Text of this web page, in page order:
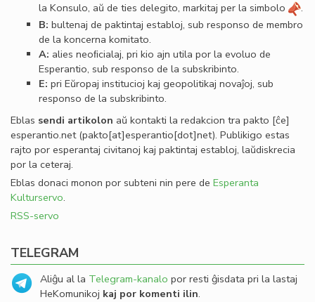
la Konsulo, aŭ de ties delegito, markitaj per la simbolo
.
B: bultenaj de paktintaj establoj, sub responso de membro
de la koncerna komitato.
A: alies neoﬁcialaj, pri kio ajn utila por la evoluo de
Esperantio, sub responso de la subskribinto.
E: pri Eŭropaj institucioj kaj geopolitikaj novaĵoj, sub
responso de la subskribinto.
Eblas sendi artikolon aŭ kontakti la redakcion tra pakto [ĉe]
esperantio.net(pakto[at]esperantio[dot]net). Publikigo estas
rajto por esperantaj civitanoj kaj paktintaj establoj, laŭdiskrecia
por la ceteraj.
Eblas donaci monon por subteni nin pere de Esperanta
Kulturservo.
RSS-servo
TELEGRAM
Aliĝu al la Telegram-kanalo por resti ĝisdata pri la lastaj
HeKomunikoj kaj por komenti ilin.